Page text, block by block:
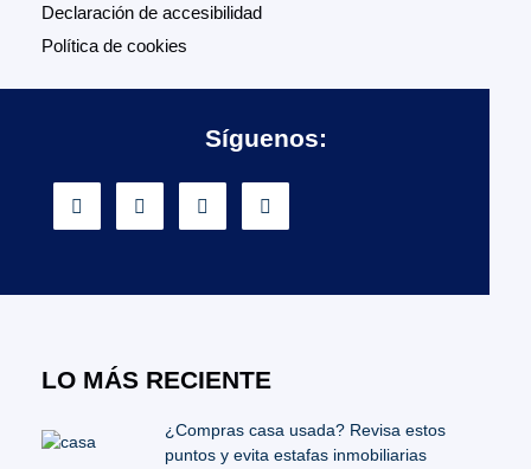
Declaración de accesibilidad
Política de cookies
Síguenos:
LO MÁS RECIENTE
¿Compras casa usada? Revisa estos
puntos y evita estafas inmobiliarias